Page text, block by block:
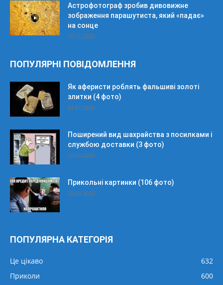
Астрофотограф зробив дивовижне
зображення парашутиста, який «падає»
на сонце
16.11.2025
ПОПУЛЯРНІ ПОВІДОМЛЕННЯ
Як аферисти роблять фальшиві золоті
злитки (4 фото)
04.01.2020
Поширений вид шахрайства з посилками і
службою доставки (3 фото)
20.05.2020
Прикольні картинки (106 фото)
28.02.2020
ПОПУЛЯРНА КАТЕГОРІЯ
Це цікаво
632
Приколи
600